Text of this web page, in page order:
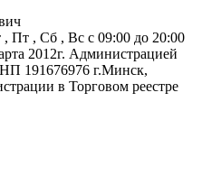
Пт , Сб , Вс c 09:00 до 20:00
2012г. Администрацией
191676976 г.Минск,
в Торговом реестре